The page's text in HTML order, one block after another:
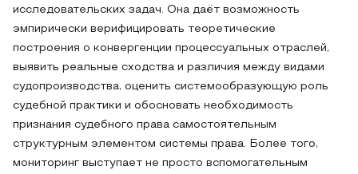
исследовательских задач. Она даёт возможность
эмпирически верифицировать теоретические
построения о конвергенции процессуальных отраслей,
выявить реальные сходства и различия между видами
судопроизводства, оценить системообразующую роль
судебной практики и обосновать необходимость
признания судебного права самостоятельным
структурным элементом системы права. Более того,
мониторинг выступает не просто вспомогательным